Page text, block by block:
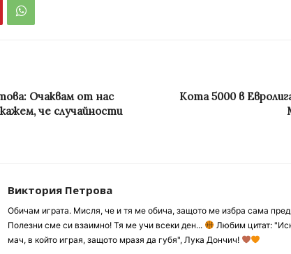
Очаквам от нас
че случайности
Кота 5000 в
Виктория Петрова
Обичам играта. Мисля, че и тя ме обича, защото ме избра сама
Полезни сме си взаимно! Тя ме учи всеки ден...
Любим цитат:
мач, в който играя, защото мразя да губя", Лука Дончич!